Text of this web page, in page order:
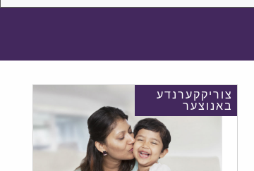
צוריקקערנדע
באנוצער